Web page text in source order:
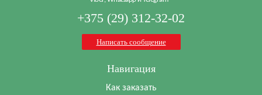
+375 (29) 312-32-02
Написать сообщение
Навигация
Как заказать